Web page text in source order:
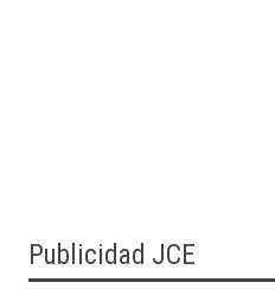
Publicidad JCE